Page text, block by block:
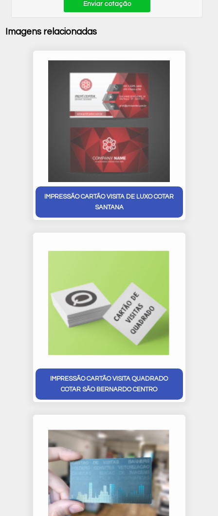
Enviar cotação
Imagens relacionadas
IMPRESSÃO CARTÃO VISITA DE LUXO COTAR
SANTANA
IMPRESSÃO CARTÃO VISITA QUADRADO
COTAR SÃO BERNARDO CENTRO